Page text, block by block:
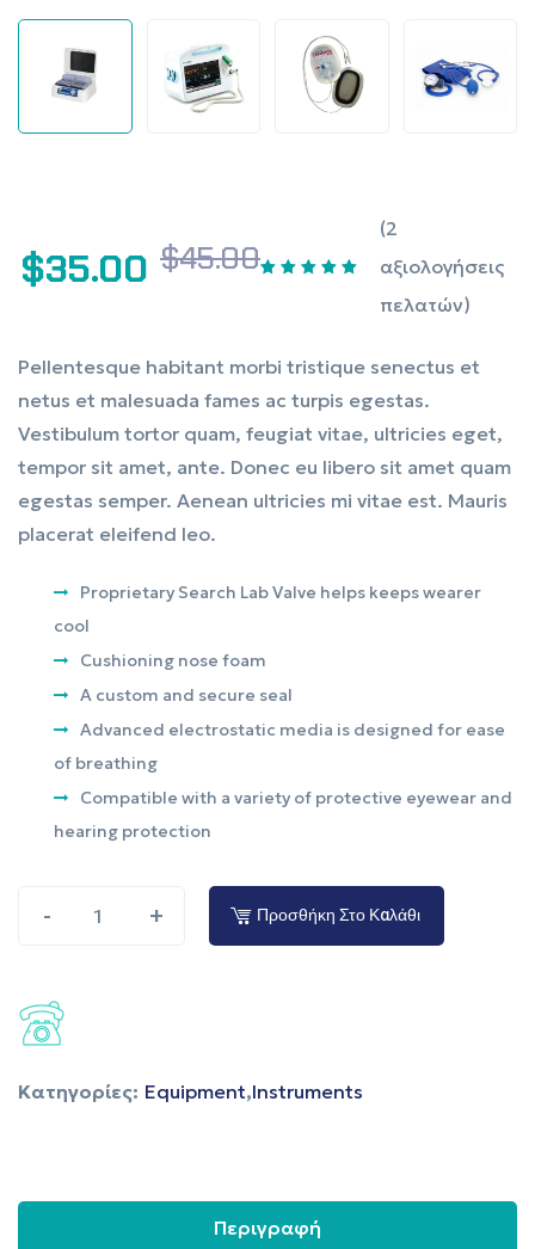
(2
αξιολογήσεις
πελατών)
$45.00
$35.00
Pellentesque habitant morbi tristique senectus et
netus et malesuada fames ac turpis egestas.
Vestibulum tortor quam, feugiat vitae, ultricies eget,
tempor sit amet, ante. Donec eu libero sit amet quam
egestas semper. Aenean ultricies mi vitae est. Mauris
placerat eleifend leo.
Proprietary Search Lab Valve helps keeps wearer
cool
Cushioning nose foam
A custom and secure seal
Advanced electrostatic media is designed for ease
of breathing
Compatible with a variety of protective eyewear and
hearing protection
- + Προσθήκη Στο Καλάθι
Κατηγορίες: Equipment,Instruments
Περιγραφή